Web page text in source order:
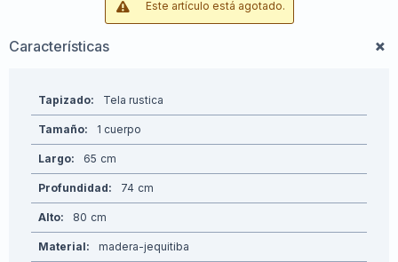
Este artículo está agotado.
Características
Tapizado Tela rustica
Tamaño 1 cuerpo
Largo 65
Profundidad 74
Alto 80
Material madera-jequitiba